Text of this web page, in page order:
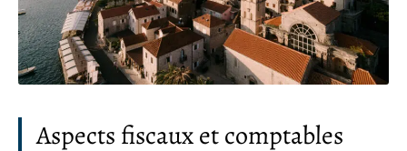
Aspects fiscaux et comptables